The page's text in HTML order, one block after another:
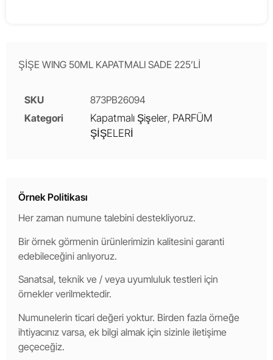
ŞİŞE WING 50ML KAPATMALI SADE 225’Lİ
SKU
873PB26094
Kategori
Kapatmalı Şişeler, PARFÜM
ŞİŞELERİ
Örnek Politikası
Her zaman numune talebini destekliyoruz.
Bir örnek görmenin ürünlerimizin kalitesini garanti
edebileceğini anlıyoruz.
Sanatsal, teknik ve / veya uyumluluk testleri için
örnekler verilmektedir.
Numunelerin ticari değeri yoktur. Birden fazla örneğe
ihtiyacınız varsa, ek bilgi almak için sizinle iletişime
geçeceğiz.